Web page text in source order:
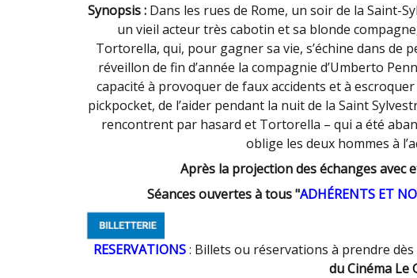
Synopsis : Dans les rues de Rome, un soir de la Saint-
un vieil acteur très cabotin et sa blonde
Tortorella, qui, pour gagner sa vie, s’échine dans de
réveillon de fin d’année la compagnie d’Umberto
capacité à provoquer de faux accidents et à
pickpocket, de l’aider pendant la nuit de la Saint
rencontrent par hasard et Tortorella – qui a été
oblige les deux hommes à
Après la projection des échanges
Séances ouvertes à tous "ADHÉRENTS ET
RESERVATIONS: Billets ou réservations à prendre dès
du Cinéma Le